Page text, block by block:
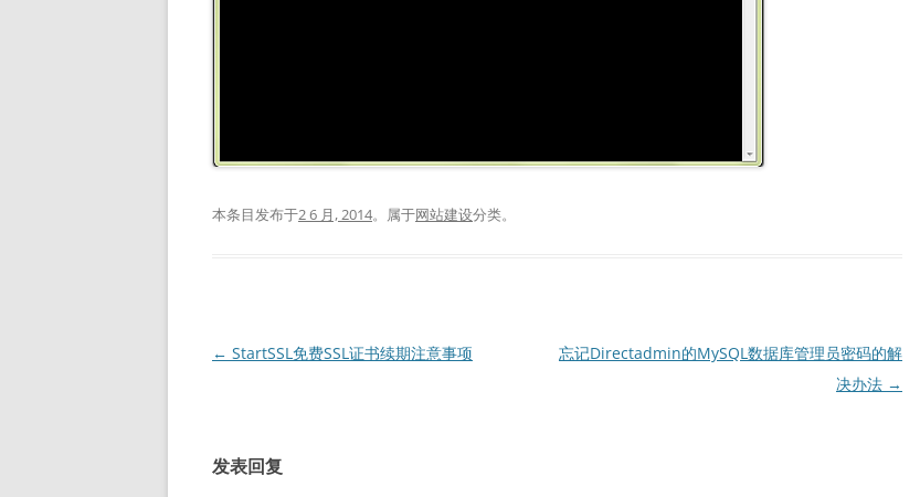
本条目发布于2 6 月, 2014。属于网站建设分类。
文
← StartSSL免费SSL证书续期注意事项
忘记Directadmin的MySQL数据库管理员密码的解
决办法 →
发表回复